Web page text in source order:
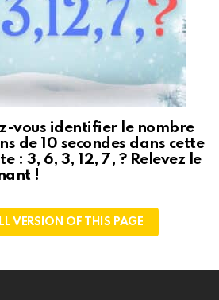
vous identifier le nombre
de 10 secondes dans cette
: 3, 6, 3, 12, 7, ? Relevez le
!
VERSION OF THIS PAGE